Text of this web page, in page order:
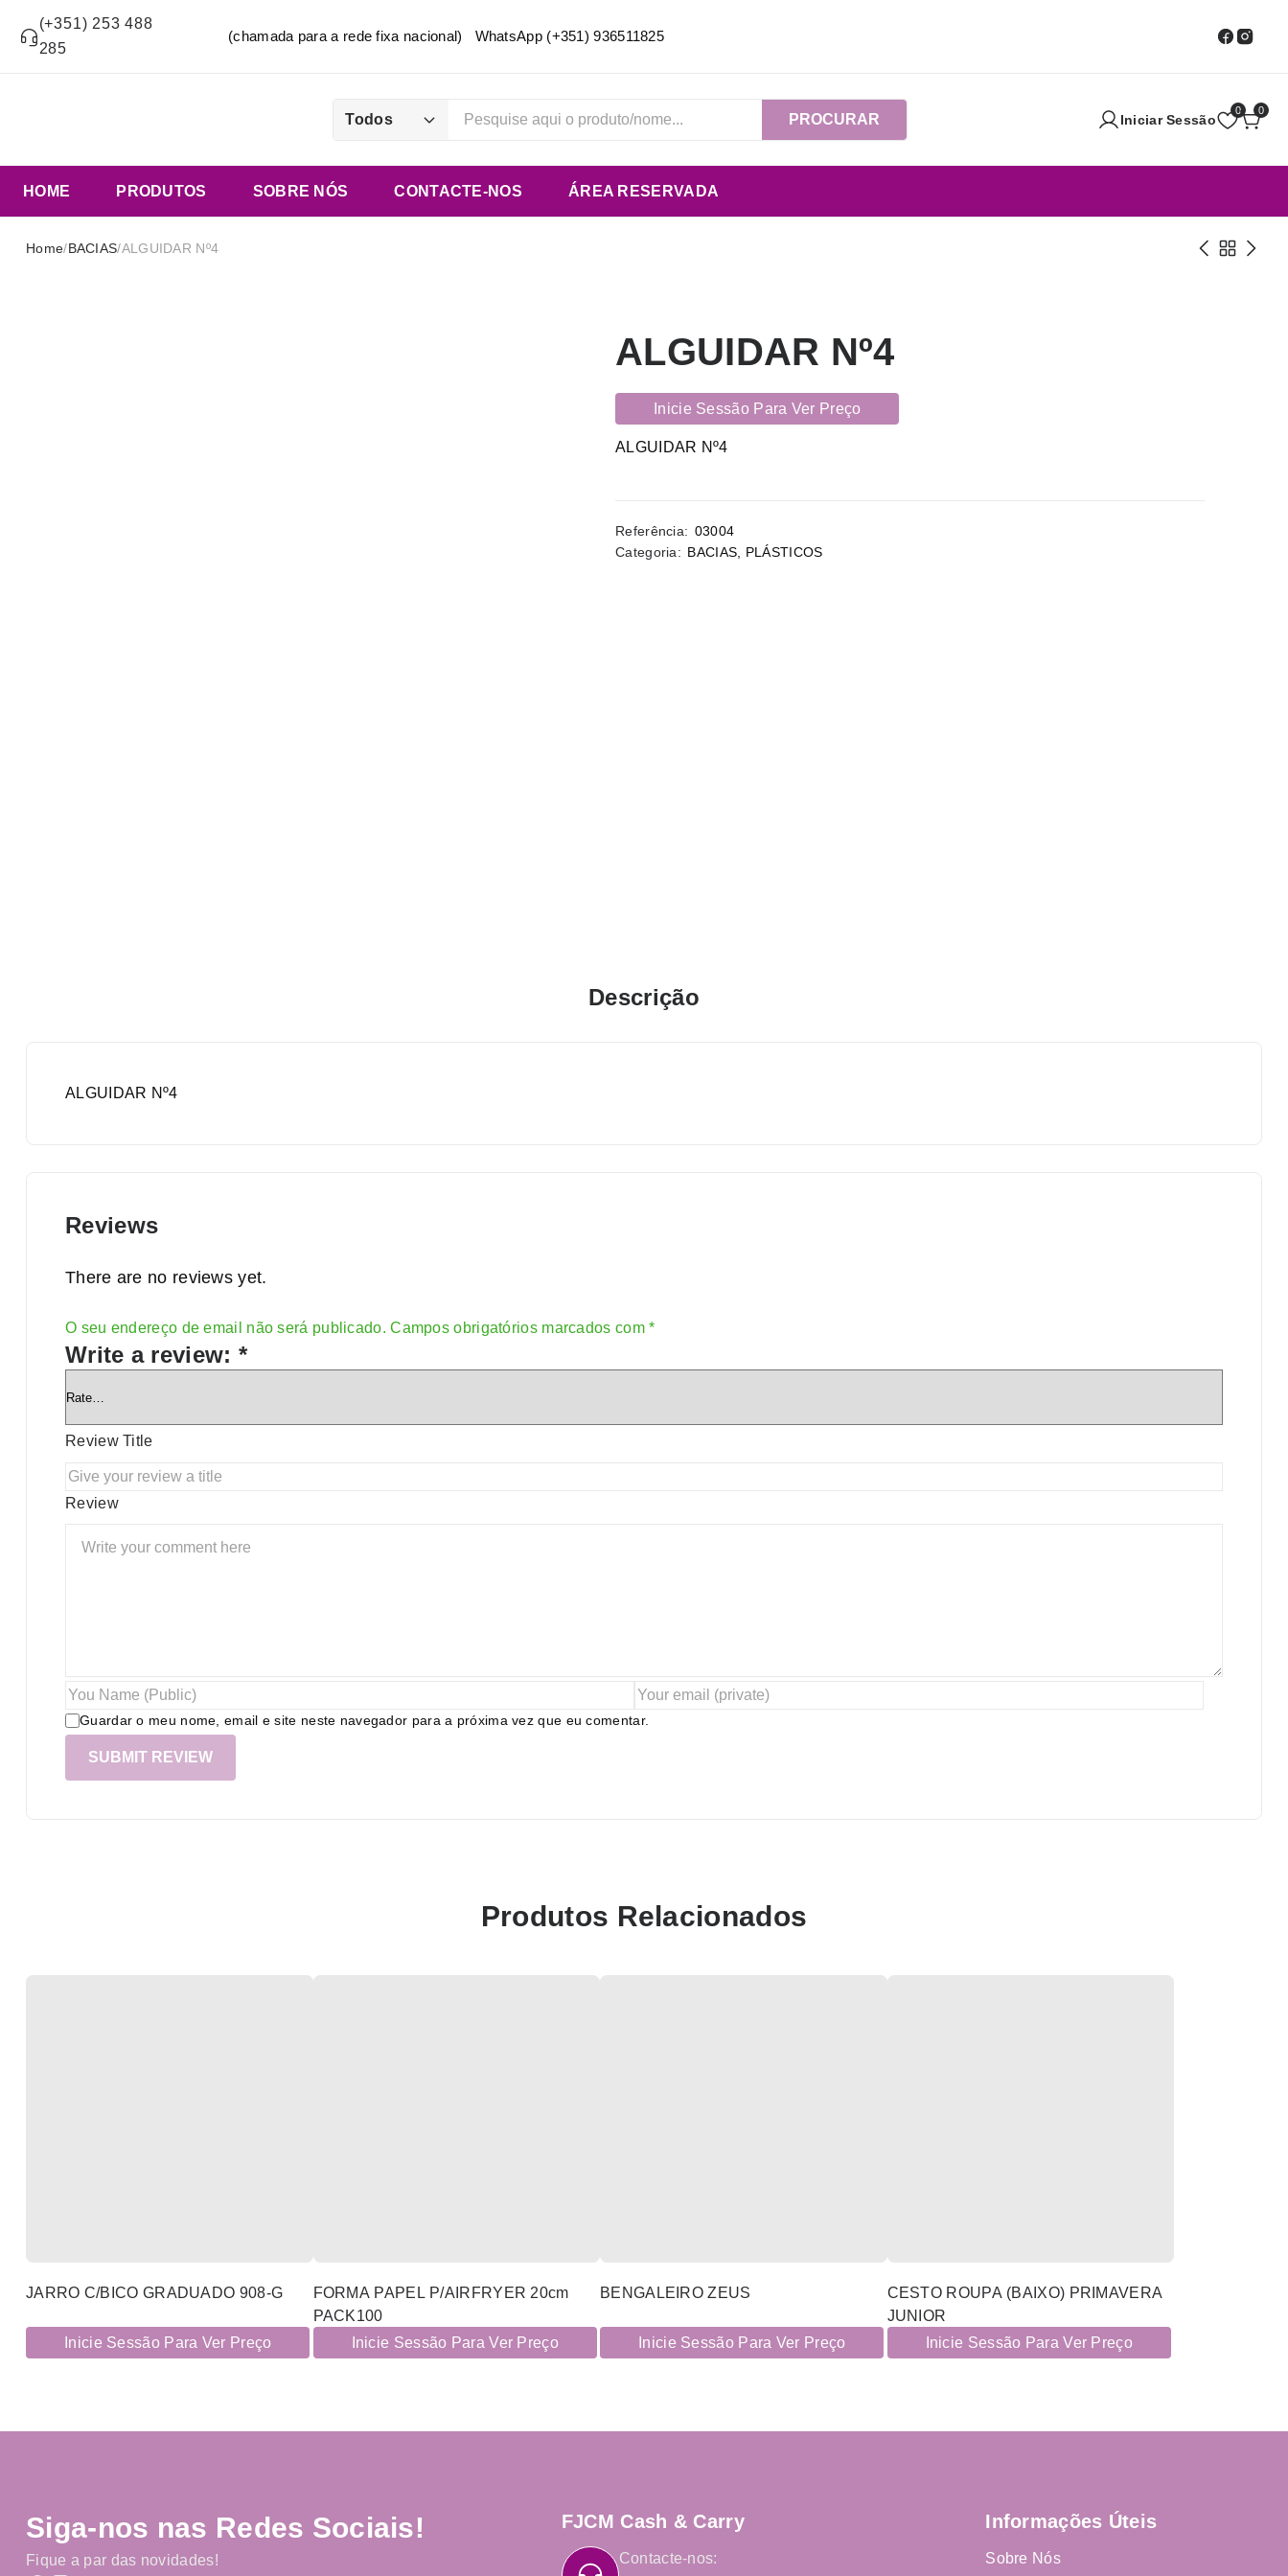
(+351) 253 488
285
(chamada para a rede fixa nacional) WhatsApp (+351) 936511825
Todos PROCURAR Iniciar Sessão
0 0
HOME PRODUTOS SOBRE NÓS CONTACTE-NOS ÁREA RESERVADA
Home/BACIAS/ALGUIDAR Nº4
ALGUIDAR Nº4
Inicie Sessão Para Ver Preço
ALGUIDAR Nº4
Referência: 03004
Categoria: BACIAS PLÁSTICOS
Descrição
ALGUIDAR Nº4
Reviews
There are no reviews yet.
O seu endereço de email não será publicado. Campos obrigatórios marcados com*
Write a review: *
Review Title
Review
Guardar o meu nome, email e site neste navegador para a próxima vez que eu comentar.
Alternative:
Produtos Relacionados
JARRO C/BICO GRADUADO 908-G
Inicie Sessão Para Ver Preço
FORMA PAPEL P/AIRFRYER 20cm
PACK100
Inicie Sessão Para Ver Preço
BENGALEIRO ZEUS
Inicie Sessão Para Ver Preço
CESTO ROUPA (BAIXO) PRIMAVERA
JUNIOR
Inicie Sessão Para Ver Preço
Siga-nos nas Redes Sociais!
Fique a par das novidades!
FJCM Cash & Carry
Contacte-nos:
Informações Úteis
Sobre Nós